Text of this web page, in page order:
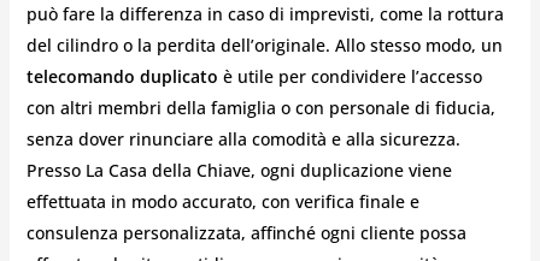
può fare la differenza in caso di imprevisti, come la rottura
del cilindro o la perdita dell’originale. Allo stesso modo, un
telecomando duplicato è utile per condividere l’accesso
con altri membri della famiglia o con personale di fiducia,
senza dover rinunciare alla comodità e alla sicurezza.
Presso La Casa della Chiave, ogni duplicazione viene
effettuata in modo accurato, con verifica finale e
consulenza personalizzata, affinché ogni cliente possa